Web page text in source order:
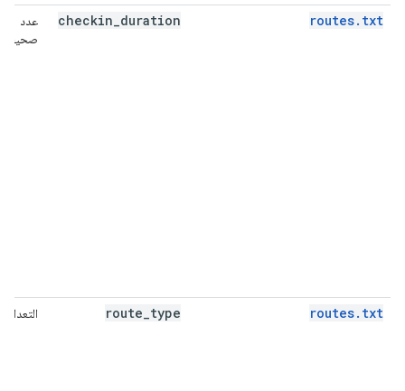
routes.txt
checkin duration
عدد
صحيح
routes.txt
route type التعداد